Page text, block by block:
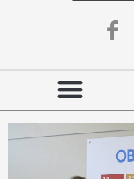
Redes sociales